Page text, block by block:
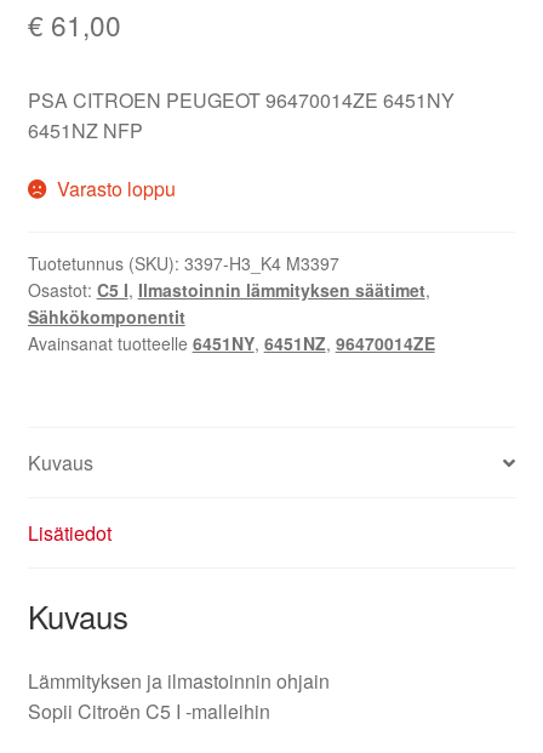
€ 61,00
PSA CITROEN PEUGEOT 96470014ZE 6451NY
6451NZ NFP
Varasto loppu
Tuotetunnus (SKU): 3397-H3_K4 M3397
Osastot: C5 I, Ilmastoinnin lämmityksen säätimet,
Sähkökomponentit
Avainsanat tuotteelle 6451NY, 6451NZ, 96470014ZE
Kuvaus
Lisätiedot
Kuvaus
Lämmityksen ja ilmastoinnin ohjain
Sopii Citroën C5 I -malleihin